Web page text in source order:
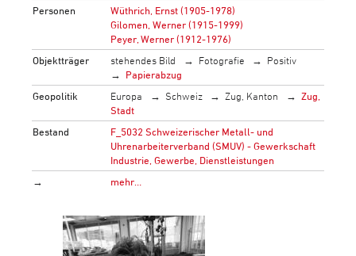
Personen
Wüthrich, Ernst (1905-1978)
Gilomen, Werner (1915-1999)
Peyer, Werner (1912-1976)
Objektträger
stehendes Bild Fotografie
Positiv
Papierabzug
Geopolitik
Europa Schweiz Zug, Kanton
Zug,
Stadt
Bestand
F_5032 Schweizerischer Metall- und
Uhrenarbeiterverband (SMUV) - Gewerkschaft
Industrie, Gewerbe, Dienstleistungen
→
mehr…